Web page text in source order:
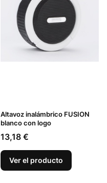
Altavoz inalámbrico FUSION
blanco con logo
Precio
13,18 €
Ver el producto